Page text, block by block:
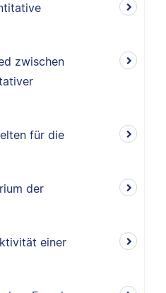
zwischen
für die
der
einer